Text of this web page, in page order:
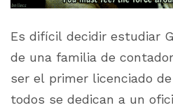
Es difícil decidir estudiar
de una familia de
ser el primer licenciado
todos se dedican a un